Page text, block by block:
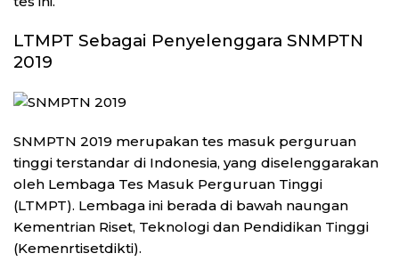
LTMPT Sebagai Penyelenggara SNMPTN
2019
SNMPTN 2019 merupakan tes masuk perguruan
tinggi terstandar di Indonesia, yang diselenggarakan
oleh Lembaga Tes Masuk Perguruan Tinggi
(LTMPT). Lembaga ini berada di bawah naungan
Kementrian Riset, Teknologi dan Pendidikan Tinggi
(Kemenrtisetdikti).